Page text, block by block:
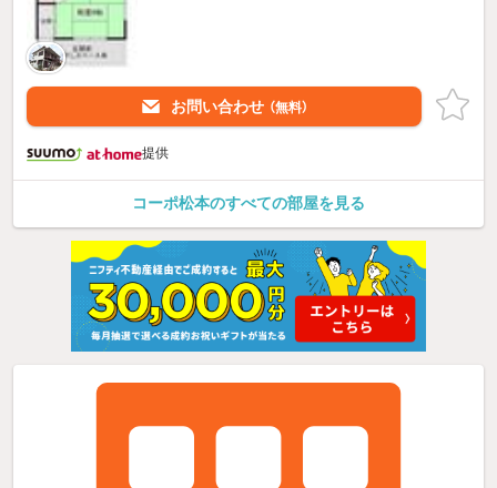
お問い合わせ （無料）
提供
コーポ松本のすべての部屋を見る